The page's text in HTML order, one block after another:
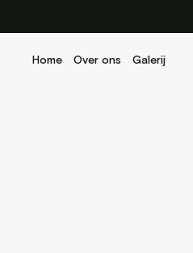
Home Over ons Galerij